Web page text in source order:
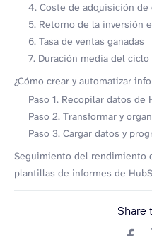
4. Coste de adquisición de
5. Retorno de la inversión
6. Tasa de ventas ganadas
7. Duración media del ciclo
¿Cómo crear y automatizar
Paso 1. Recopilar datos de
Paso 2. Transformar y
Paso 3. Cargar datos y
Seguimiento del rendimiento
plantillas de informes de
Share